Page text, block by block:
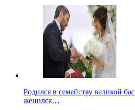
Родился в семейству великой
женился…